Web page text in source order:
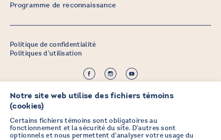
Programme de reconnaissance
Crédit :Zen Branding, Design & Com.
Politique de confidentialité
Politiques d’utilisation
Notre site web utilise des fichiers témoins
(cookies)
Certains fichiers témoins sont obligatoires au
fonctionnement et la sécurité du site. D’autres sont
optionnels et nous permettent d’analyser votre usage du